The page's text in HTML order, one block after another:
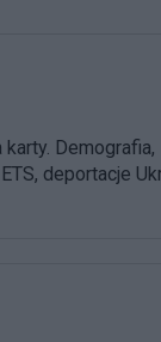
Demografia,
deportacje